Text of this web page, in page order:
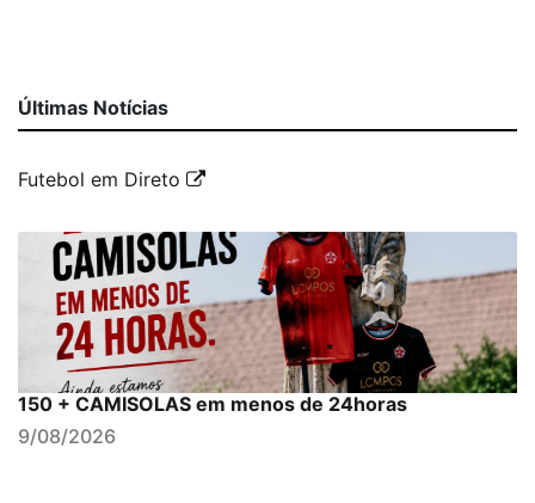
Últimas Notícias
Futebol em Direto
150 + CAMISOLAS em menos de 24horas
9/08/2026